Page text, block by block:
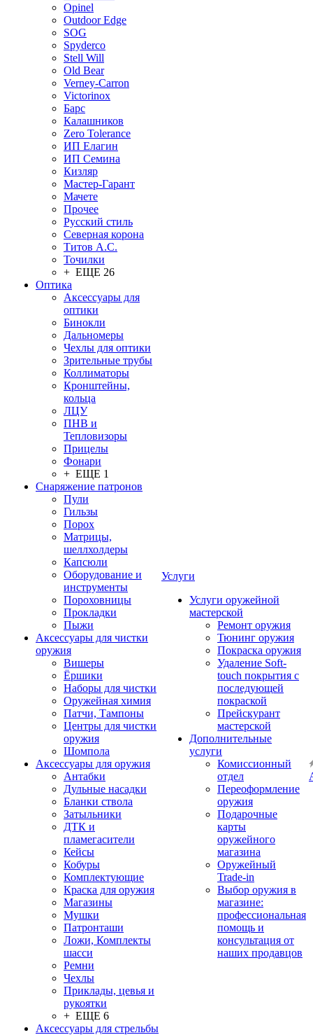
Opinel
Outdoor Edge
SOG
Spyderco
Stell Will
Old Bear
Verney-Carron
Victorinox
Барс
Калашников
Zero Tolerance
ИП Елагин
ИП Семина
Кизляр
Мастер-Гарант
Мачете
Прочее
Русский стиль
Северная корона
Титов А.С.
Точилки
+ ЕЩЕ 26
Оптика
Аксессуары для
оптики
Бинокли
Дальномеры
Чехлы для оптики
Зрительные трубы
Коллиматоры
Кронштейны,
кольца
ЛЦУ
ПНВ и
Тепловизоры
Прицелы
Фонари
+ ЕЩЕ 1
Снаряжение патронов
Пули
Гильзы
Порох
Матрицы,
шеллхолдеры
Капсюли
Оборудование и
инструменты
Пороховницы
Прокладки
Пыжи
Аксессуары для чистки
оружия
Вишеры
Ёршики
Наборы для чистки
Оружейная химия
Патчи, Тампоны
Центры для чистки
оружия
Шомпола
Аксессуары для оружия
Антабки
Дульные насадки
Бланки ствола
Затыльники
ДТК и
пламегасители
Кейсы
Кобуры
Комплектующие
Краска для оружия
Магазины
Мушки
Патронташи
Ложи, Комплекты
шасси
Ремни
Чехлы
Приклады, цевья и
рукоятки
+ ЕЩЕ 6
Аксессуары для стрельбы
Услуги
Услуги оружейной
мастерской
Ремонт оружия
Тюнинг оружия
Покраска оружия
Удаление Soft-
touch покрытия с
последующей
покраской
Прейскурант
мастерской
Дополнительные
услуги
Комиссионный
отдел
Переоформление
оружия
Подарочные
карты
оружейного
магазина
Оружейный
Trade-in
Выбор оружия в
магазине:
профессиональная
помощь и
консультация от
наших продавцов